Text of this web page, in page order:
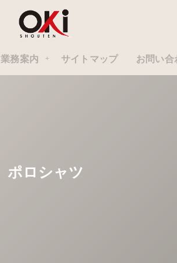
業務案内 サイトマップ お問い合
ポロシャツ